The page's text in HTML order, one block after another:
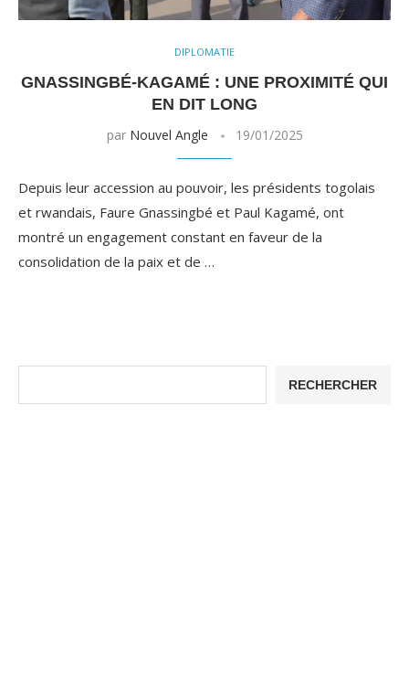
DIPLOMATIE
GNASSINGBÉ-KAGAMÉ : UNE PROXIMITÉ QUI
EN DIT LONG
par Nouvel Angle 19/01/2025
Depuis leur accession au pouvoir, les présidents togolais
et rwandais, Faure Gnassingbé et Paul Kagamé, ont
montré un engagement constant en faveur de la
consolidation de la paix et de …
RECHERCHER